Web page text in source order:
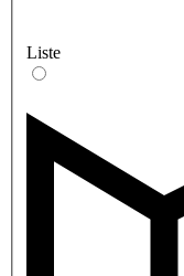
Liste